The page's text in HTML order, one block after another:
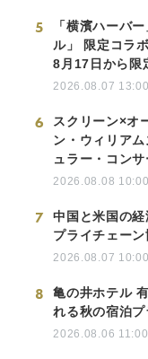
5
「横濱ハーバ
ル」 限定コラ
8月17日から限
2026.08.07 13:00
6
スクリーン×オ
ン・ウィリア
ュラー・コンサ
2026.08.08 10:00
7
中国と米国の
プライチェー
2026.08.07 10:00
8
亀の井ホテル
れる秋の宿泊
2026.08.06 11:00